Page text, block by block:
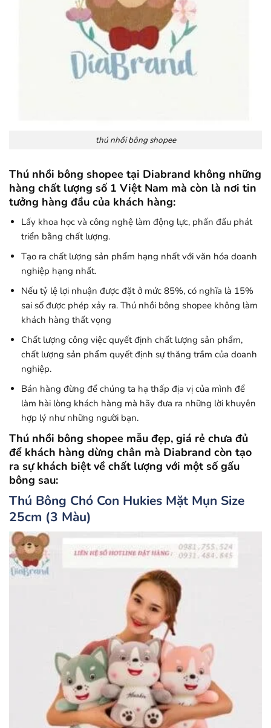
thú nhồi bông shopee
Thú nhồi bông shopee tại Diabrand không những
hàng chất lượng số 1 Việt Nam mà còn là nơi tin
tưởng hàng đầu của khách hàng:
Lấy khoa học và công nghệ làm động lực, phấn đấu phát
triển bằng chất lượng.
Tạo ra chất lượng sản phẩm hạng nhất với văn hóa doanh
nghiệp hạng nhất.
Nếu tỷ lệ lợi nhuận được đặt ở mức 85%, có nghĩa là 15%
sai số được phép xảy ra. Thú nhồi bông shopee không làm
khách hàng thất vọng
Chất lượng công việc quyết định chất lượng sản phẩm,
chất lượng sản phẩm quyết định sự thăng trầm của doanh
nghiệp.
Bán hàng đừng để chúng ta hạ thấp địa vị của mình để
làm hài lòng khách hàng mà hãy đưa ra những lời khuyên
hợp lý như những người bạn.
Thú nhồi bông shopee mẫu đẹp, giá rẻ chưa đủ
để khách hàng dừng chân mà Diabrand còn tạo
ra sự khách biệt về chất lượng với một số gấu
bông sau:
Thú Bông Chó Con Hukies Mặt Mụn Size
25cm (3 Màu)